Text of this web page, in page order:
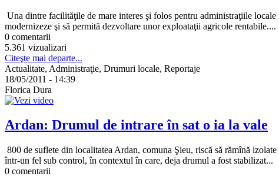
Una dintre facilităţile de mare interes şi folos pentru administraţiile
modernizeze şi să permită dezvoltare unor exploataţii agricole rentabile....
0 comentarii
5.361 vizualizari
Citeşte mai departe...
Actualitate, Administraţie, Drumuri locale, Reportaje
18/05/2011 - 14:39
Florica Dura
Ardan: Drumul de intrare în sat o ia la vale
800 de suflete din localitatea Ardan, comuna Şieu, riscă să rămînă
într-un fel sub control, în contextul în care, deja drumul a fost stabilizat...
0 comentarii